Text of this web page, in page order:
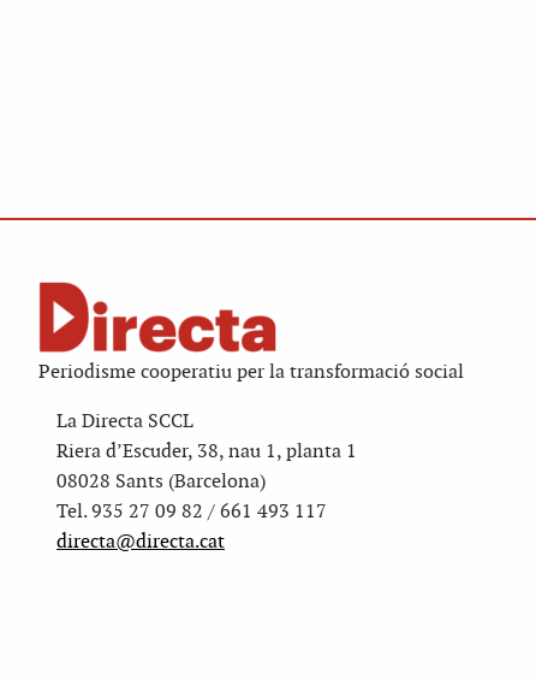
Periodisme cooperatiu per la transformació social
La Directa SCCL
Riera d’Escuder, 38, nau 1, planta 1
08028 Sants (Barcelona)
Tel. 935 27 09 82 / 661 493 117
directa@directa.cat